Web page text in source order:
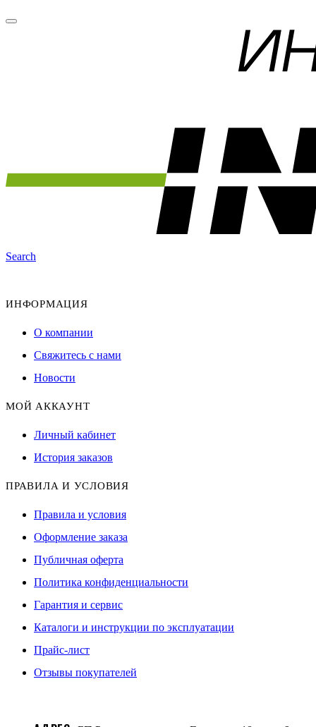
Search
ИНФОРМАЦИЯ
О компании
Свяжитесь с нами
Новости
МОЙ АККАУНТ
Личный кабинет
История заказов
ПРАВИЛА И УСЛОВИЯ
Правила и условия
Оформление заказа
Публичная оферта
Политика конфиденциальности
Гарантия и сервис
Каталоги и инструкции по эксплуатации
Прайс-лист
Отзывы покупателей